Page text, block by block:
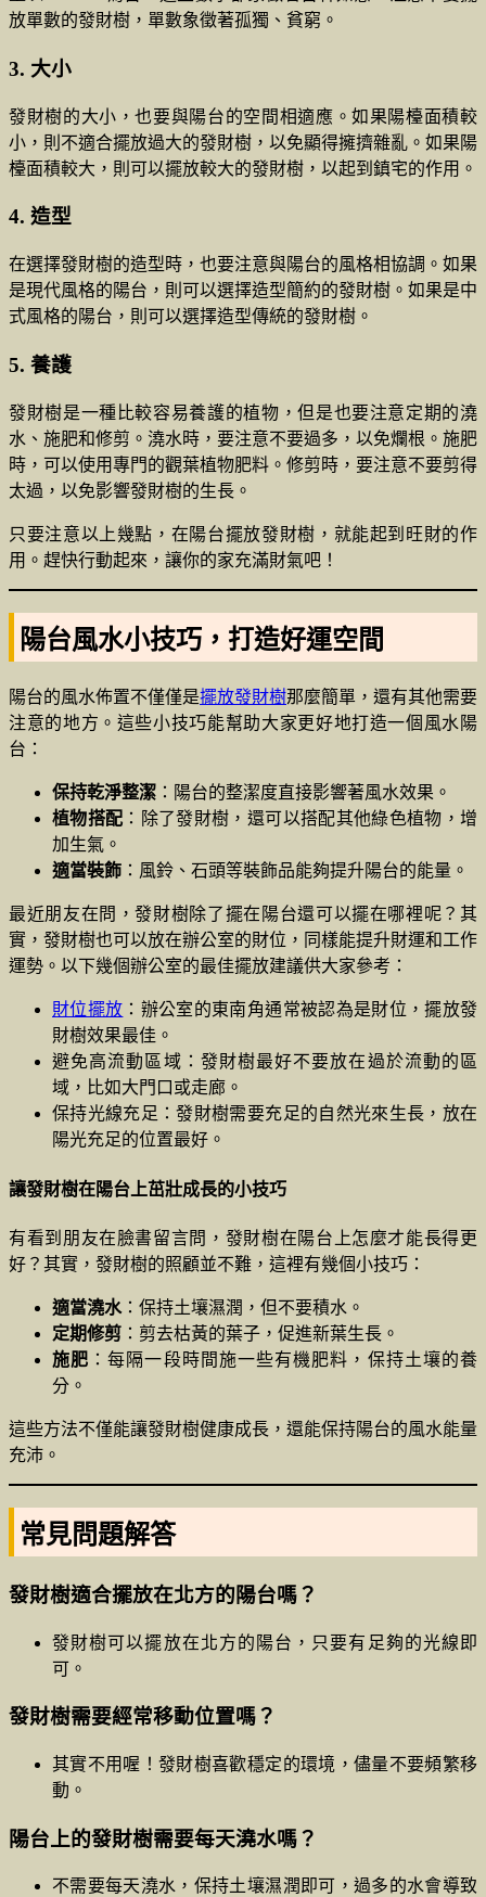
放單數的發財樹，單數象徵著孤獨、貧窮。
3. 大小
發財樹的大小，也要與陽台的空間相適應。如果陽檯面積較
小，則不適合擺放過大的發財樹，以免顯得擁擠雜亂。如果陽
檯面積較大，則可以擺放較大的發財樹，以起到鎮宅的作用。
4. 造型
在選擇發財樹的造型時，也要注意與陽台的風格相協調。如果
是現代風格的陽台，則可以選擇造型簡約的發財樹。如果是中
式風格的陽台，則可以選擇造型傳統的發財樹。
5. 養護
發財樹是一種比較容易養護的植物，但是也要注意定期的澆
水、施肥和修剪。澆水時，要注意不要過多，以免爛根。施肥
時，可以使用專門的觀葉植物肥料。修剪時，要注意不要剪得
太過，以免影響發財樹的生長。
只要注意以上幾點，在陽台擺放發財樹，就能起到旺財的作
用。趕快行動起來，讓你的家充滿財氣吧！
陽台風水小技巧，打造好運空間
陽台的風水佈置不僅僅是擺放發財樹那麼簡單，還有其他需要
注意的地方。這些小技巧能幫助大家更好地打造一個風水陽
台：
保持乾淨整潔 ：陽台的整潔度直接影響著風水效果。
植物搭配 ：除了發財樹，還可以搭配其他綠色植物，增
加生氣。
適當裝飾 ：風鈴、石頭等裝飾品能夠提升陽台的能量。
最近朋友在問，發財樹除了擺在陽台還可以擺在哪裡呢？其
實，發財樹也可以放在辦公室的財位，同樣能提升財運和工作
運勢。以下幾個辦公室的最佳擺放建議供大家參考：
財位擺放 ：辦公室的東南角通常被認為是財位，擺放發
財樹效果最佳。
避免高流動區域：發財樹最好不要放在過於流動的區
域，比如大門口或走廊。
保持光線充足：發財樹需要充足的自然光來生長，放在
陽光充足的位置最好。
讓發財樹在陽台上茁壯成長的小技巧
有看到朋友在臉書留言問，發財樹在陽台上怎麼才能長得更
好？其實，發財樹的照顧並不難，這裡有幾個小技巧：
適當澆水：保持土壤濕潤，但不要積水。
定期修剪 ：剪去枯黃的葉子，促進新葉生長。
施肥 ：每隔一段時間施一些有機肥料，保持土壤的養
分。
這些方法不僅能讓發財樹健康成長，還能保持陽台的風水能量
充沛。
常見問題解答
發財樹適合擺放在北方的陽台嗎？
發財樹可以擺放在北方的陽台，只要有足夠的光線即
可。
發財樹需要經常移動位置嗎？
其實不用喔！發財樹喜歡穩定的環境，儘量不要頻繁移
動。
陽台上的發財樹需要每天澆水嗎？
不需要每天澆水，保持土壤濕潤即可，過多的水會導致